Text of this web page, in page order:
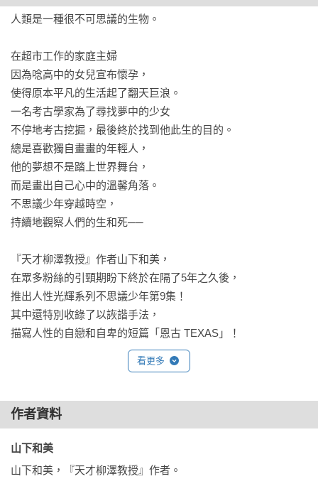
人類是一種很不可思議的生物。
在超市工作的家庭主婦
因為唸高中的女兒宣布懷孕，
使得原本平凡的生活起了翻天巨浪。
一名考古學家為了尋找夢中的少女
不停地考古挖掘，最後終於找到他此生的目的。
總是喜歡獨自畫畫的年輕人，
他的夢想不是踏上世界舞台，
而是畫出自己心中的溫馨角落。
不思議少年穿越時空，
持續地觀察人們的生和死──
『天才柳澤教授』作者山下和美，
在眾多粉絲的引頸期盼下終於在隔了5年之久後，
推出人性光輝系列不思議少年第9集！
其中還特別收錄了以詼諧手法，
描寫人性的自戀和自卑的短篇「恩古 TEXAS」！
看更多
作者資料
山下和美
山下和美，『天才柳澤教授』作者。